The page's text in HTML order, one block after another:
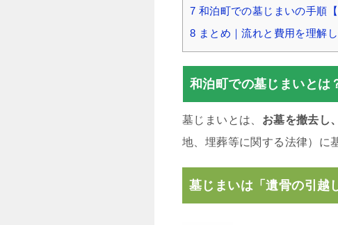
7 和泊町での墓じまいの手順【
8 まとめ｜流れと費用を理解
和泊町での墓じまいとは
墓じまいとは、 お墓を撤去し
地、埋葬等に関する法律）に
墓じまいは「遺骨の引越